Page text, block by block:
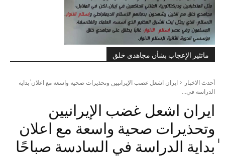
ماتثير الإعجاب بشأن مجاهدي خلق
أحدث الاخبار
ایران اشعل غضب الإيرانيين وتحذيرات صحية واسعة مع اعلان ٰبداية
الدراسة في...
ایران اشعل غضب الإيرانيين
وتحذيرات صحية واسعة مع اعلان
ٰبداية الدراسة في السادسة صباحًا